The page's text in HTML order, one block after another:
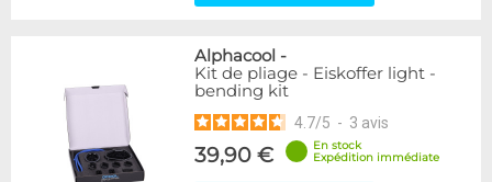
Alphacool -
Kit de pliage - Eiskoffer light -
bending kit
4.7/5 - 3 avis
39,90 €
En stock
Expédition immédiate